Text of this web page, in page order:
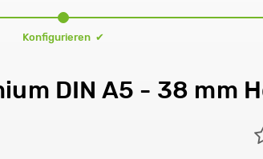
Konfigurieren ✔
DIN A5 - 38 mm